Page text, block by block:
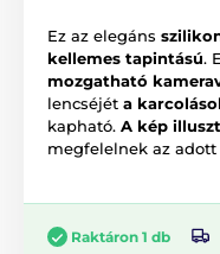
Ez az elegáns
kellemes tapintású.
mozgatható
lencséjét a
kapható. A kép
megfelelnek az
Raktáron 1 db